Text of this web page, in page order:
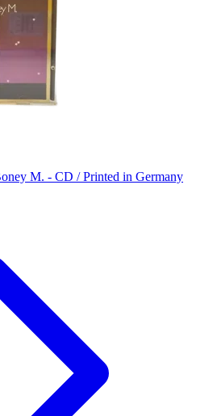
M. - CD / Printed in Germany